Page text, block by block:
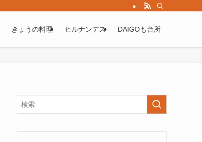
きょうの料理 ヒルナンデス DAIGOも台所